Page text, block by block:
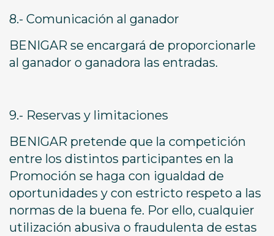
8.- Comunicación al ganador
BENIGAR se encargará de proporcionarle
al ganador o ganadora las entradas.
9.- Reservas y limitaciones
BENIGAR pretende que la competición
entre los distintos participantes en la
Promoción se haga con igualdad de
oportunidades y con estricto respeto a las
normas de la buena fe. Por ello, cualquier
utilización abusiva o fraudulenta de estas